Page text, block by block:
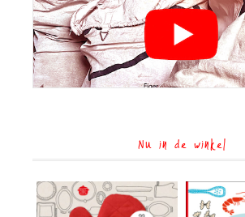
Nu in de winkel